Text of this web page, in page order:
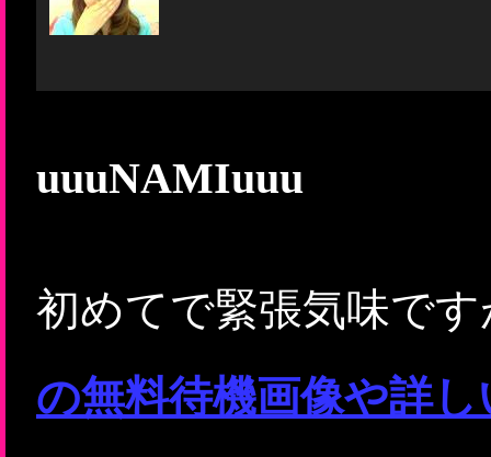
uuuNAMIuuu
初めてで緊張気味で
の無料待機画像や詳